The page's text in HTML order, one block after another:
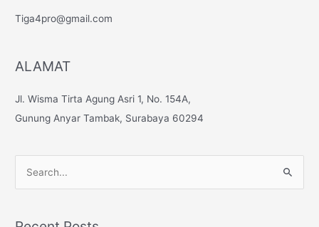
Tiga4pro@gmail.com
ALAMAT
Jl. Wisma Tirta Agung Asri 1, No. 154A,
Gunung Anyar Tambak, Surabaya 60294